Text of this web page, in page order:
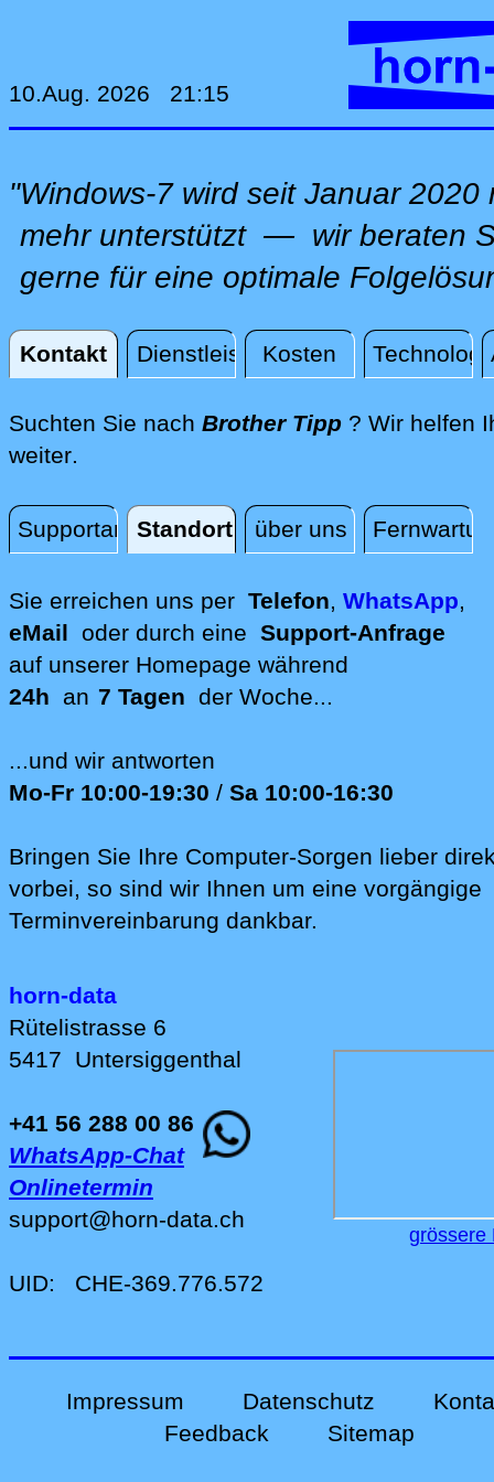
10.Aug. 2026 21:15
"Windows-7 wird seit Januar 2020
mehr unterstützt — wir beraten
gerne für eine optimale
Kontakt Dienstleistungen
Kosten
Kontakt
Suchten Sie nach Brother Tipp ? Wir helfen
weiterdirekt an Ihrem Standort, per
.
SupportanfrageStandort über uns
Standort
Sie erreichen uns per Telefon, WhatsApp,
eMail oder durch eine Support-Anfrage
auf unserer Homepage während
24h an 7 Tagen der Woche...
...und wir antworten
Mo-Fr 10:00-19:30 / Sa 10:00-16:30
Bringen Sie Ihre Computer-Sorgen lieber
vorbei, so sind wir Ih‍nen um eine vorgängige
Terminvereinbarung dankbar.
horn-data
Rütelistrasse 6
5417 Untersiggenthal
+41 56 288 00 86
WhatsApp-Chat
Onlinetermin
support@horn-data.ch
UID: CHE-369.776.572
grössere
Impressum Datenschutz
Feedback
Sitemap